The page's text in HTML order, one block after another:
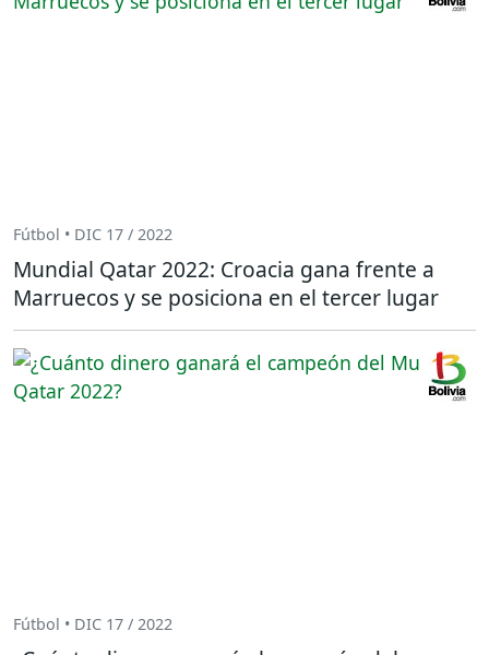
Fútbol • DIC 17 / 2022
Mundial Qatar 2022: Croacia gana frente a
Marruecos y se posiciona en el tercer lugar
Fútbol • DIC 17 / 2022